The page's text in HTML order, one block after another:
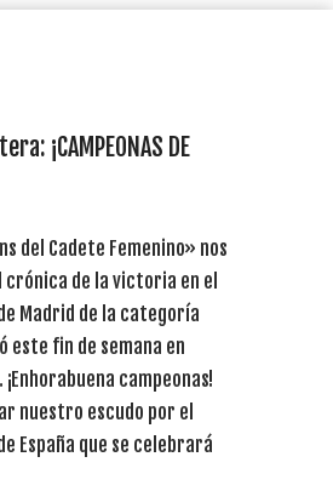
¡CAMPEONAS DE
del Cadete Femenino» nos
de la victoria en el
Madrid de la categoría
este fin de semana en
campeonas!
nuestro escudo por el
España que se celebrará